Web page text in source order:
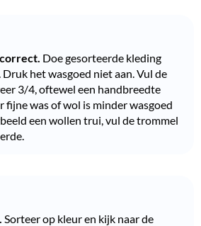
Doe gesorteerde kleding
het wasgoed niet aan. Vul de
3/4, oftewel een handbreedte
fijne was of wol is minder wasgoed
een wollen trui, vul de trommel
Sorteer op kleur en kijk naar de